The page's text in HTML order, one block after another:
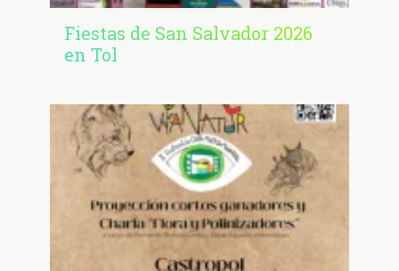
Fiestas de San Salvador 2026
en Tol